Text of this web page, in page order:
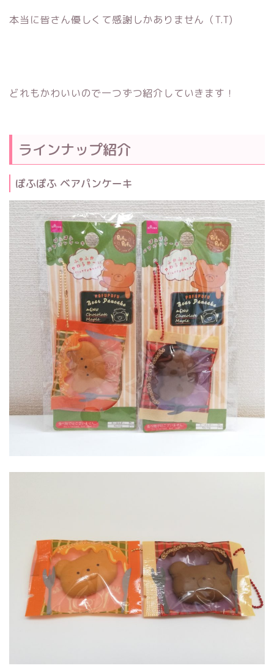
本当に皆さん優しくて感謝しかありません（T.T)
どれもかわいいので一つずつ紹介していきます！
ラインナップ紹介
ぽふぽふ ベアパンケーキ